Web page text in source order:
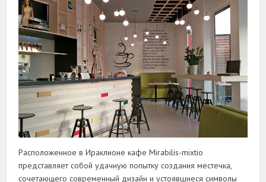
Расположенное в Ираклионе кафе Mirabilis-mixtio
представляет собой удачную попытку создания местечка,
сочетающего современный дизайн и устоявшиеся символы